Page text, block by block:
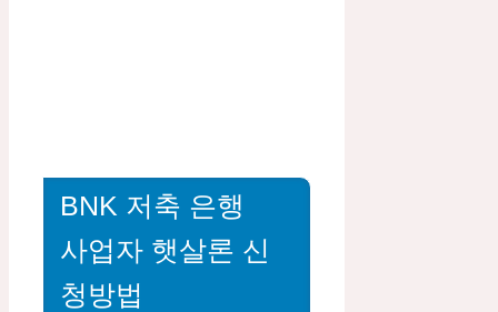
BNK 저축 은행
사업자 햇살론 신
청방법